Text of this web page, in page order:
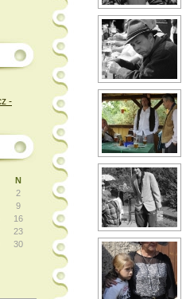
N
2
9
16
23
30